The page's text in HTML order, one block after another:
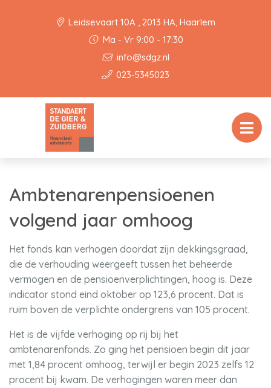
Leidsevaart 10A , 2013 HA, Haarlem
Ma - Vr 9:00 - 17:30
info@sdgz.nl
023-5345023
Ambtenarenpensioenen
volgend jaar omhoog
Het fonds kan verhogen doordat zijn dekkingsgraad,
die de verhouding weergeeft tussen het beheerde
vermogen en de pensioenverplichtingen, hoog is. Deze
indicator stond eind oktober op 123,6 procent. Dat is
ruim boven de verplichte ondergrens van 105 procent.
Het is de vijfde verhoging op rij bij het
ambtenarenfonds. Zo ging het pensioen begin dit jaar
met 1,84 procent omhoog, terwijl er begin 2023 zelfs 12
procent bij kwam. De verhogingen waren meer dan